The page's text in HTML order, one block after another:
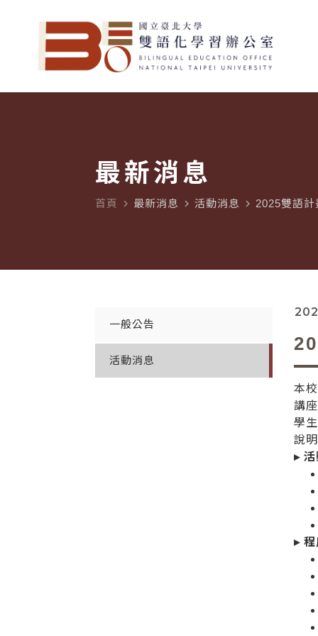
最新消息
首頁 navigate_next 最新消息 navigate_next 活動消息 navigate_next 2025雙語
一般公告
活動消息
本
講
學
說
▸
▸